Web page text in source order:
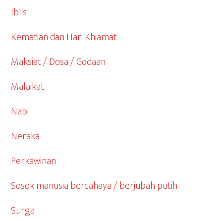
Iblis
Kematian dan Hari Khiamat
Maksiat / Dosa / Godaan
Malaikat
Nabi
Neraka
Perkawinan
Sosok manusia bercahaya / berjubah putih
Surga